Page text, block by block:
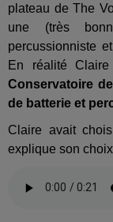
plateau de The
une (très
percussionniste et
En réalité
Conservatoire
de batterie et
Claire avait
explique son